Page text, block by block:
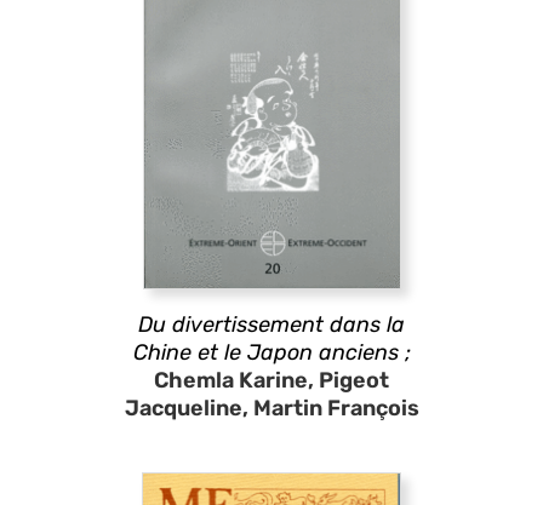
Du divertissement dans la
Chine et le Japon anciens ;
Chemla Karine, Pigeot
Jacqueline, Martin François